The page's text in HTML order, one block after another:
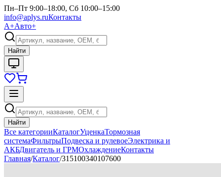
Пн–Пт 9:00–18:00, Сб 10:00–15:00
info@aplys.ruКонтакты
А+Авто+
Найти
Найти
Все категорииКаталогУценкаТормозная
системаФильтрыПодвеска и рулевоеЭлектрика и
АКБДвигатель и ГРМОхлаждениеКонтакты
Главная/Каталог/315100340107600